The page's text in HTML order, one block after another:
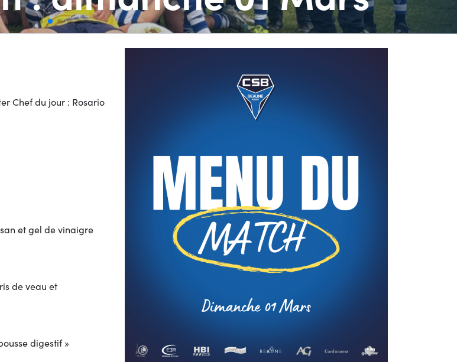
Chef du jour : Rosario
et gel de vinaigre
de veau et
digestif »